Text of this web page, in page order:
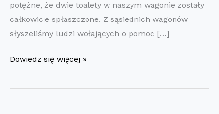
potężne, że dwie toalety w naszym wagonie zostały
całkowicie spłaszczone. Z sąsiednich wagonów
słyszeliśmy ludzi wołających o pomoc […]
Ponad
osób
Dowiedz się więcej »